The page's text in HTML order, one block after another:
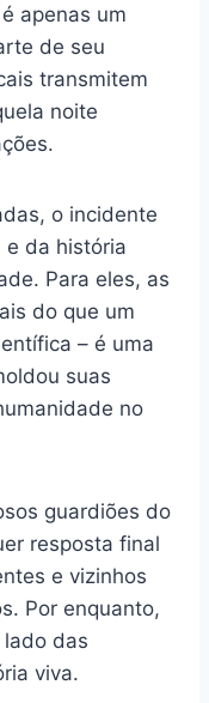
apenas um
de seu
transmitem
noite
o incidente
da história
Para eles, as
do que um
– é uma
suas
no
guardiões do
resposta final
e vizinhos
Por enquanto,
lado das
viva.